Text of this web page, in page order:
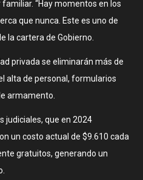
“Hay momentos en los
que nunca. Este es uno de
la cartera de Gobierno.
privada se eliminarán más de
alta de personal, formularios
armamento.
judiciales, que en 2024
un costo actual de $9.610 cada
gratuitos, generando un